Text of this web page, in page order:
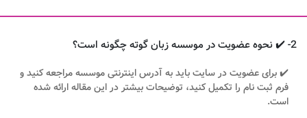
2- ✔️ نحوه عضویت در موسسه زبان گوته چگونه است؟
✔️ برای عضویت در سایت باید به آدرس اینترنتی موسسه مراجعه کنید و
فرم ثبت نام را تکمیل کنید، توضیحات بیشتر در این مقاله ارائه شده
است.